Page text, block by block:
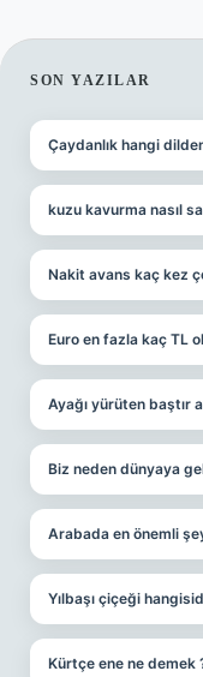
SON YAZILAR
Çaydanlık hangi
kuzu kavurma nasıl
Nakit avans kaç kez
Euro en fazla kaç TL
Ayağı yürüten baştır
Biz neden dünyaya
Arabada en önemli
Yılbaşı çiçeği
Kürtçe ene ne demek